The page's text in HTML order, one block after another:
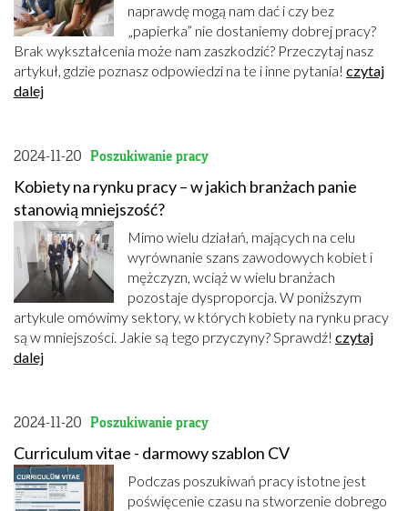
naprawdę mogą nam dać i czy bez
„papierka” nie dostaniemy dobrej pracy?
Brak wykształcenia może nam zaszkodzić? Przeczytaj nasz
artykuł, gdzie poznasz odpowiedzi na te i inne pytania! czytaj
dalej
2024-11-20 Poszukiwanie pracy
Kobiety na rynku pracy – w jakich branżach panie
stanowią mniejszość?
Mimo wielu działań, mających na celu
wyrównanie szans zawodowych kobiet i
mężczyzn, wciąż w wielu branżach
pozostaje dysproporcja. W poniższym
artykule omówimy sektory, w których kobiety na rynku pracy
są w mniejszości. Jakie są tego przyczyny? Sprawdź! czytaj
dalej
2024-11-20 Poszukiwanie pracy
Curriculum vitae - darmowy szablon CV
Podczas poszukiwań pracy istotne jest
poświęcenie czasu na stworzenie dobrego